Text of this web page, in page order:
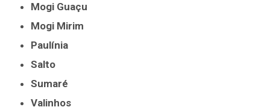
Mogi Guaçu
Mogi Mirim
Paulínia
Salto
Sumaré
Valinhos